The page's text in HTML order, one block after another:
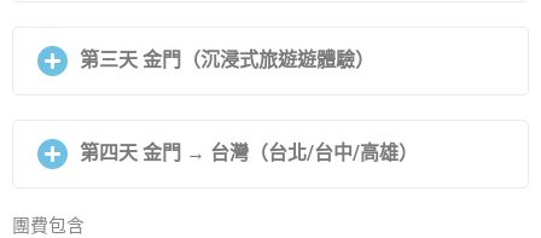
第三天 金門（沉浸式旅遊遊體驗）
第四天 金門 → 台灣（台北/台中/高雄）
團費包含